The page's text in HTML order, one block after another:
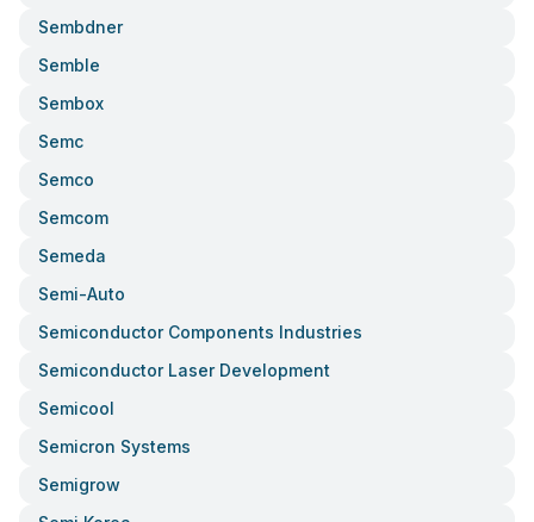
Sembdner
Semble
Sembox
Semc
Semco
Semcom
Semeda
Semi-Auto
Semiconductor Components Industries
Semiconductor Laser Development
Semicool
Semicron Systems
Semigrow